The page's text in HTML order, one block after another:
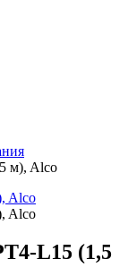
м), Alco
L15 (1,5